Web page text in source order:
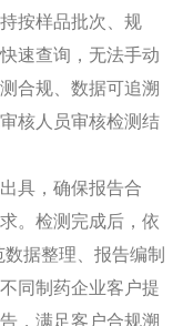
按样品批次、规
速查询，无法手动
合规、数据可追溯
核人员审核检测结
具，确保报告合
。检测完成后，依
据整理、报告编制
同制药企业客户提
，满足客户合规溯